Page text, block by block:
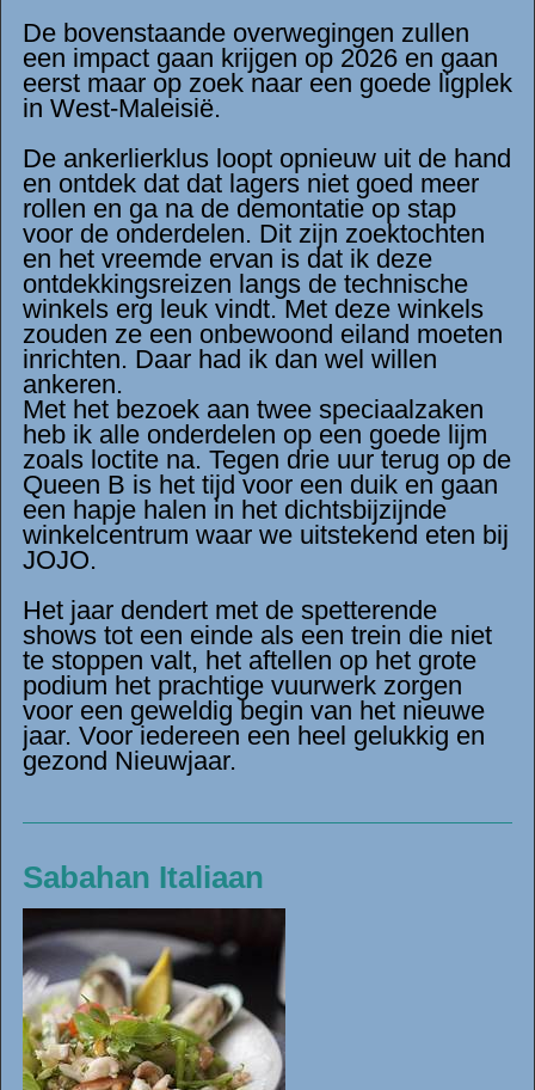
De bovenstaande overwegingen zullen
een impact gaan krijgen op 2026 en gaan
eerst maar op zoek naar een goede ligplek
in West-Maleisië.
De ankerlierklus loopt opnieuw uit de hand
en ontdek dat dat lagers niet goed meer
rollen en ga na de demontatie op stap
voor de onderdelen. Dit zijn zoektochten
en het vreemde ervan is dat ik deze
ontdekkingsreizen langs de technische
winkels erg leuk vindt. Met deze winkels
zouden ze een onbewoond eiland moeten
inrichten. Daar had ik dan wel willen
ankeren.
Met het bezoek aan twee speciaalzaken
heb ik alle onderdelen op een goede lijm
zoals loctite na. Tegen drie uur terug op de
Queen B is het tijd voor een duik en gaan
een hapje halen in het dichtsbijzijnde
winkelcentrum waar we uitstekend eten bij
JOJO.
Het jaar dendert met de spetterende
shows tot een einde als een trein die niet
te stoppen valt, het aftellen op het grote
podium het prachtige vuurwerk zorgen
voor een geweldig begin van het nieuwe
jaar. Voor iedereen een heel gelukkig en
gezond Nieuwjaar.
Sabahan Italiaan